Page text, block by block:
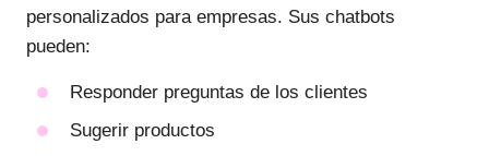
personalizados para empresas. Sus chatbots
pueden:
Responder preguntas de los clientes
Sugerir productos